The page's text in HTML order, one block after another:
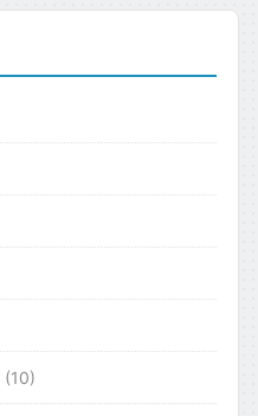
(10)